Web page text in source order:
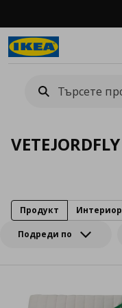
VETEJORDFLY
Подреди по
Продукт Интериор